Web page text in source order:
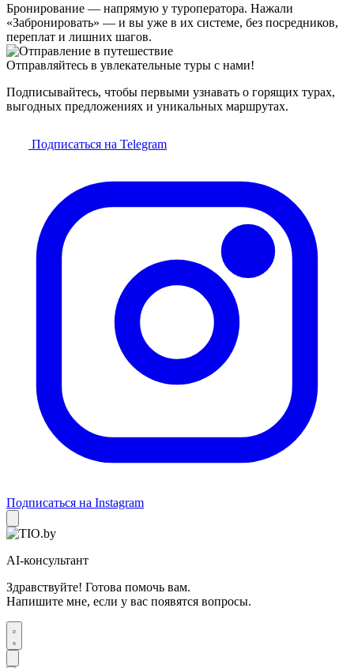
Бронирование — напрямую у туроператора. Нажали
«Забронировать» — и вы уже в их системе, без посредников,
переплат и лишних шагов.
Отправляйтесь в увлекательные туры с нами!
Подписывайтесь, чтобы первыми узнавать о горящих турах,
выгодных предложениях и уникальных маршрутах.
Подписаться на Telegram
Подписаться на Instagram
AI-консультант
Здравствуйте! Готова помочь вам.
Напишите мне, если у вас появятся вопросы.